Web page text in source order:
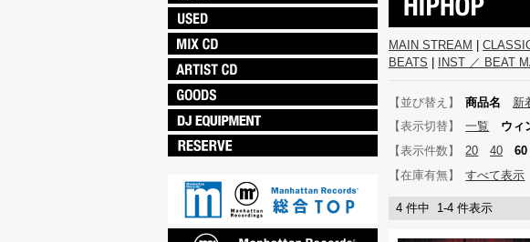
MAIN STREAM
BEATS
INST ／ BEAT
【並び替え】 商品名 新
【表示切替】
一覧
ウィ
【表示件数】
20 40
60
【在庫有無】
すべて表示
4 件中 1-4 件表示